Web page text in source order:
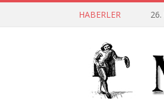
HABERLER